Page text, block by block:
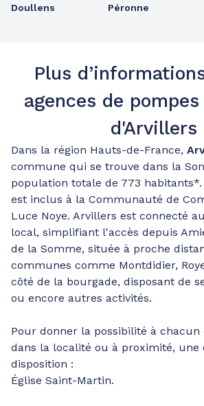
Doullens Péronne
Plus
agences de
d'Arvillers
Dans la région Hauts-de-France,
commune qui se trouve dans la
population totale de 773
est inclus à la Communauté de
Luce Noye. Arvillers est connecté
local, simplifiant l'accès depuis
de la Somme, située à proche
communes comme Montdidier,
côté de la bourgade, disposant de
ou encore autres activités.
Pour donner la possibilité à
dans la localité ou à proximité, une
disposition :
Église Saint-Martin.